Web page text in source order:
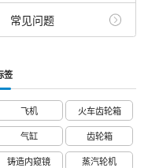
常见问题
签
飞机 火车齿轮箱
气缸 齿轮箱
铸造内窥镜 蒸汽轮机